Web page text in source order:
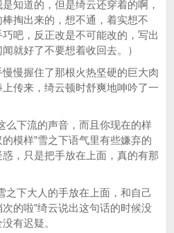
知道的，但是绮云还穿着的啊，
掏出来的，想不通，着实想不
吧，反正改是不可能改的，写出
就好了不要想着收回去。）
握住了那根火热坚硬的巨大肉
传来，绮云顿时舒爽地呻吟了一
下流的声音，而且你现在的样
模样”雪之下语气里有些嫌弃的
，只是把手放在上面，真的有那
下大人的手放在上面，和自己
的啦”绮云说出这句话的时候没
有迟疑。